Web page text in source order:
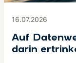
16.07.2026
Auf
darin